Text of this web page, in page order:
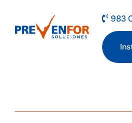
contenido
983